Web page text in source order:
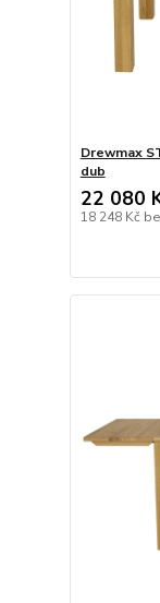
Drewmax
dub
22 080
18 248 Kč